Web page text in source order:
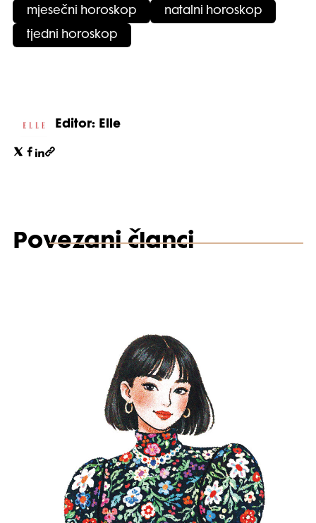
mjesečni horoskop natalni horoskop
tjedni horoskop
Editor: Elle
Povezani članci